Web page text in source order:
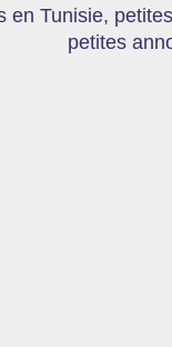
en Tunisie,
petites